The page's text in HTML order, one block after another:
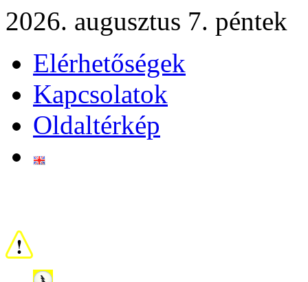
2026. augusztus 7. péntek
Elérhetőségek
Kapcsolatok
Oldaltérkép